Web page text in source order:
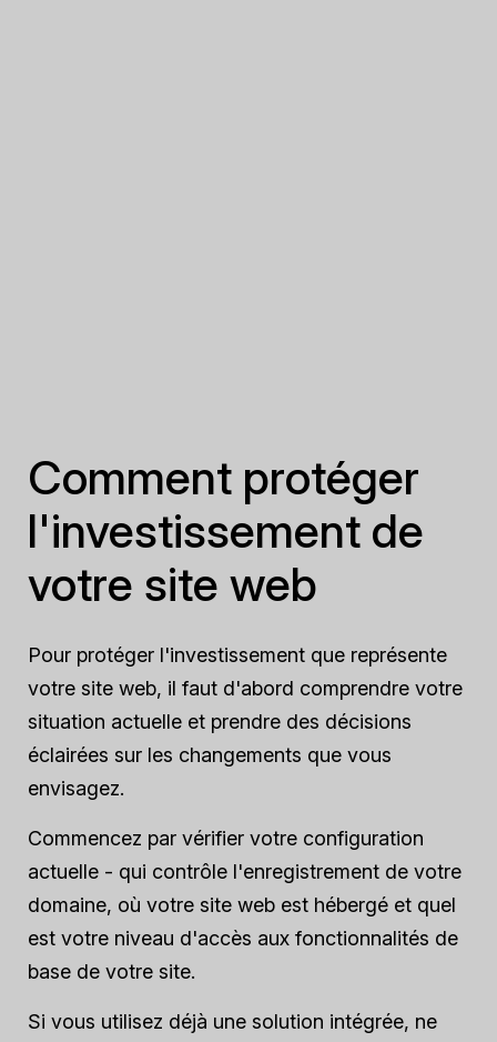
Comment protéger
l'investissement de
votre site web
Pour protéger l'investissement que représente
votre site web, il faut d'abord comprendre votre
situation actuelle et prendre des décisions
éclairées sur les changements que vous
envisagez.
Commencez par vérifier votre configuration
actuelle - qui contrôle l'enregistrement de votre
domaine, où votre site web est hébergé et quel
est votre niveau d'accès aux fonctionnalités de
base de votre site.
Si vous utilisez déjà une solution intégrée, ne